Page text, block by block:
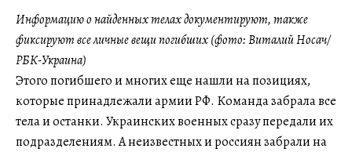
Информацию о найденных телах документируют, также
фиксируют все личные вещи погибших(фото: Виталий Носач/
РБК-Украина)
Этого погибшего и многих еще нашли на позициях,
которые принадлежали армии РФ. Команда забрала все
тела и останки. Украинских военных сразу передали их
подразделениям. А неизвестных и россиян забрали на